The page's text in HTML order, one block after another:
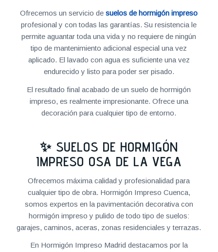
Ofrecemos un servicio desuelos de hormigón impreso
profesional y con todas las garantías. Su resistencia le
permite aguantar toda una vida y no requiere de ningún
tipo de mantenimiento adicional especial una vez
aplicado. El lavado con agua es suficiente una vez
endurecido y listo para poder ser pisado.
El resultado final acabado de un suelo de hormigón
impreso, es realmente impresionante. Ofrece una
decoración para cualquier tipo de entorno.
✨ SUELOS DE HORMIGÓN
IMPRESO OSA DE LA VEGA
Ofrecemos máxima calidad y profesionalidad para
cualquier tipo de obra. Hormigón Impreso Cuenca,
somos expertos en la pavimentación decorativa con
hormigón impreso y pulido de todo tipo de suelos:
garajes, caminos, aceras, zonas residenciales y terrazas.
En Hormigón Impreso Madrid destacamos por la